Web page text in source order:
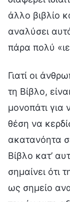
άλλο βιβλίο
αναλύσει
πάρα πολύ
Γιατί οι
τη Βίβλο,
μονοπάτι για
θέση να
ακατανόητα
Βίβλο κατ’
σημαίνει ότι
ως σημείο